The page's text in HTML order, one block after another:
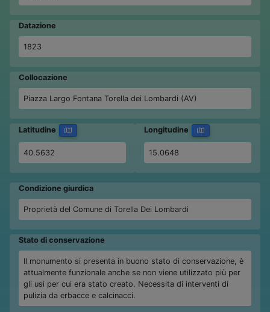
Datazione
1823
Collocazione
Piazza Largo Fontana Torella dei Lombardi (AV)
Latitudine
40.5632
Longitudine
15.0648
Condizione giurdica
Proprietà del Comune di Torella Dei Lombardi
Stato di conservazione
Il monumento si presenta in buono stato di conservazione, è
attualmente funzionale anche se non viene utilizzato più per
gli usi per cui era stato creato. Necessita di interventi di
pulizia da erbacce e calcinacci.